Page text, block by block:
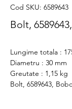
Cod SKU: 6589643
Bolt,
Lungime totala :
Diametru : 30 mm
Greutate : 1,15 kg
Bolt, 6589643,